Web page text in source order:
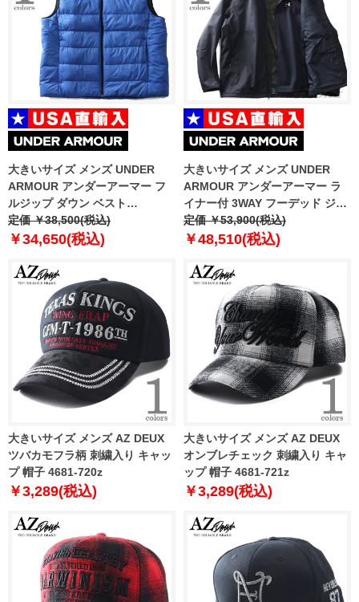
大きいサイズ メンズ UNDER
ARMOUR アンダーアーマー フ
ルジップ ダウン ベスト
LEGEND DOWN VEST USA直輸
入 1385838-432
定価 ￥38,500(税込)
￥34,650(税込)
大きいサイズ メンズ UNDER
ARMOUR アンダーアーマー ラ
イナー付 3WAY フーデッド ジャ
ケット PORTER 3-IN-1 JACKET
USA直輸入 1371585-002
定価 ￥53,900(税込)
￥48,510(税込)
大きいサイズ メンズ AZ DEUX
ツバカモフラ柄 刺繍入り キャッ
プ 帽子 4681-720z
￥3,289(税込)
大きいサイズ メンズ AZ DEUX
オンブレチェック 刺繍入り キャ
ップ 帽子 4681-721z
￥3,289(税込)